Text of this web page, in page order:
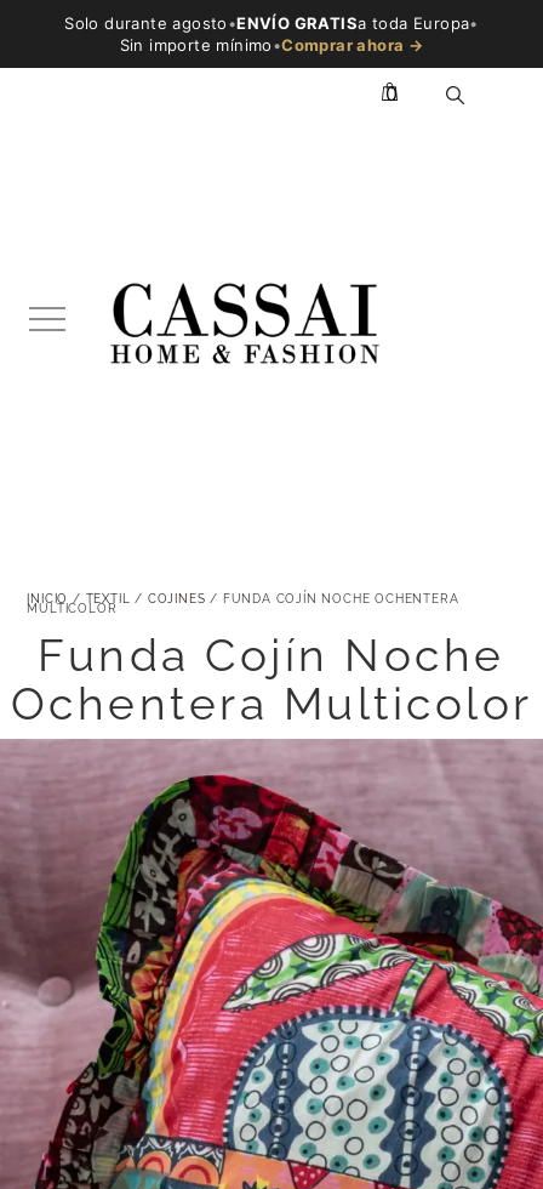
Solo durante agosto•ENVÍO GRATISa toda Europa•
Sin importe mínimo•Comprar ahora →
0
INICIO / TEXTIL / COJINES / FUNDA COJÍN NOCHE OCHENTERA
MULTICOLOR
Funda Cojín Noche
Ochentera Multicolor